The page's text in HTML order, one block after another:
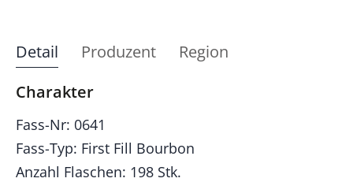
Detail Produzent
Region
Charakter
Fass-Nr: 0641
Fass-Typ: First Fill Bourbon
Anzahl Flaschen: 198 Stk.